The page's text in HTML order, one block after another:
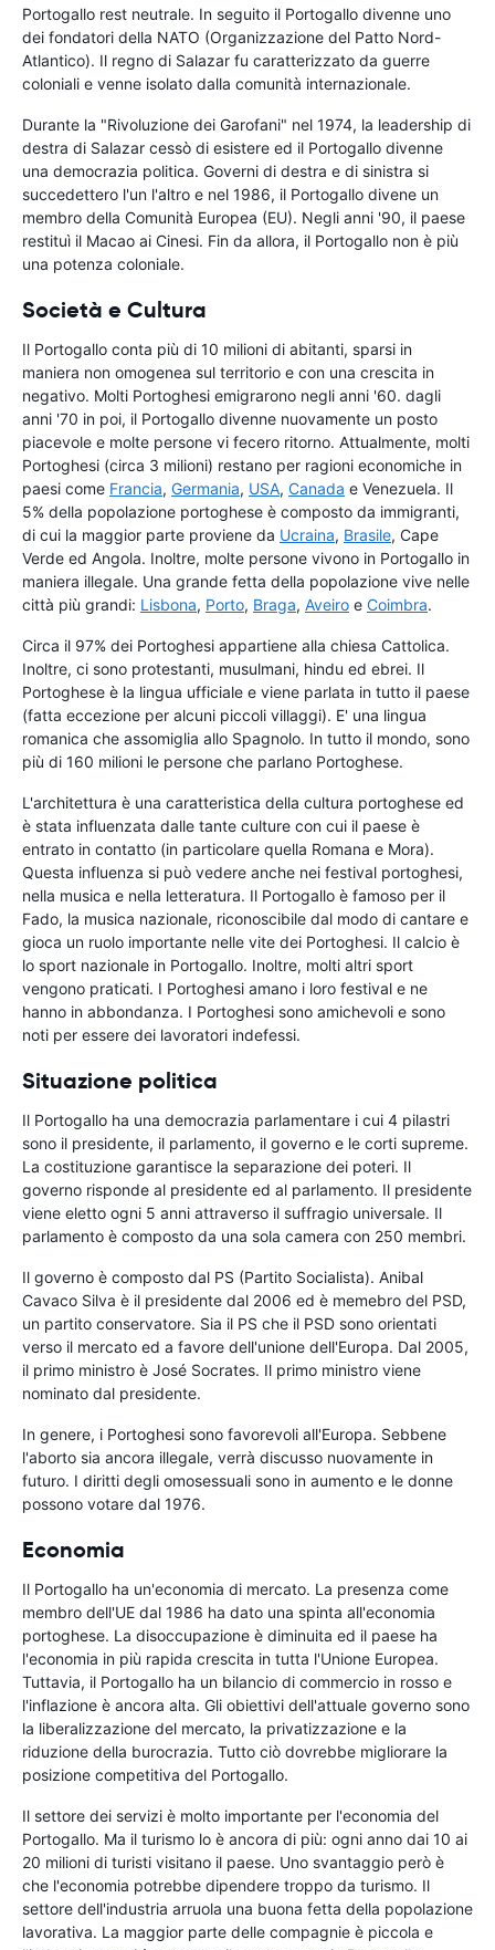
Portogallo rest neutrale. In seguito il Portogallo divenne uno
dei fondatori della NATO (Organizzazione del Patto Nord-
Atlantico). Il regno di Salazar fu caratterizzato da guerre
coloniali e venne isolato dalla comunità internazionale.
Durante la "Rivoluzione dei Garofani" nel 1974, la leadership di
destra di Salazar cessò di esistere ed il Portogallo divenne
una democrazia politica. Governi di destra e di sinistra si
succedettero l'un l'altro e nel 1986, il Portogallo divene un
membro della Comunità Europea (EU). Negli anni '90, il paese
restituì il Macao ai Cinesi. Fin da allora, il Portogallo non è più
una potenza coloniale.
Società e Cultura
Il Portogallo conta più di 10 milioni di abitanti, sparsi in
maniera non omogenea sul territorio e con una crescita in
negativo. Molti Portoghesi emigrarono negli anni '60. dagli
anni '70 in poi, il Portogallo divenne nuovamente un posto
piacevole e molte persone vi fecero ritorno. Attualmente, molti
Portoghesi (circa 3 milioni) restano per ragioni economiche in
paesi come Francia, Germania, USA, Canada e Venezuela. Il
5% della popolazione portoghese è composto da immigranti,
di cui la maggior parte proviene da Ucraina, Brasile, Cape
Verde ed Angola. Inoltre, molte persone vivono in Portogallo in
maniera illegale. Una grande fetta della popolazione vive nelle
città più grandi: Lisbona, Porto, Braga, Aveiro e Coimbra.
Circa il 97% dei Portoghesi appartiene alla chiesa Cattolica.
Inoltre, ci sono protestanti, musulmani, hindu ed ebrei. Il
Portoghese è la lingua ufficiale e viene parlata in tutto il paese
(fatta eccezione per alcuni piccoli villaggi). E' una lingua
romanica che assomiglia allo Spagnolo. In tutto il mondo, sono
più di 160 milioni le persone che parlano Portoghese.
L'architettura è una caratteristica della cultura portoghese ed
è stata influenzata dalle tante culture con cui il paese è
entrato in contatto (in particolare quella Romana e Mora).
Questa influenza si può vedere anche nei festival portoghesi,
nella musica e nella letteratura. Il Portogallo è famoso per il
Fado, la musica nazionale, riconoscibile dal modo di cantare e
gioca un ruolo importante nelle vite dei Portoghesi. Il calcio è
lo sport nazionale in Portogallo. Inoltre, molti altri sport
vengono praticati. I Portoghesi amano i loro festival e ne
hanno in abbondanza. I Portoghesi sono amichevoli e sono
noti per essere dei lavoratori indefessi.
Situazione politica
Il Portogallo ha una democrazia parlamentare i cui 4 pilastri
sono il presidente, il parlamento, il governo e le corti supreme.
La costituzione garantisce la separazione dei poteri. Il
governo risponde al presidente ed al parlamento. Il presidente
viene eletto ogni 5 anni attraverso il suffragio universale. Il
parlamento è composto da una sola camera con 250 membri.
Il governo è composto dal PS (Partito Socialista). Anibal
Cavaco Silva è il presidente dal 2006 ed è memebro del PSD,
un partito conservatore. Sia il PS che il PSD sono orientati
verso il mercato ed a favore dell'unione dell'Europa. Dal 2005,
il primo ministro è José Socrates. Il primo ministro viene
nominato dal presidente.
In genere, i Portoghesi sono favorevoli all'Europa. Sebbene
l'aborto sia ancora illegale, verrà discusso nuovamente in
futuro. I diritti degli omosessuali sono in aumento e le donne
possono votare dal 1976.
Economia
Il Portogallo ha un'economia di mercato. La presenza come
membro dell'UE dal 1986 ha dato una spinta all'economia
portoghese. La disoccupazione è diminuita ed il paese ha
l'economia in più rapida crescita in tutta l'Unione Europea.
Tuttavia, il Portogallo ha un bilancio di commercio in rosso e
l'inflazione è ancora alta. Gli obiettivi dell'attuale governo sono
la liberalizzazione del mercato, la privatizzazione e la
riduzione della burocrazia. Tutto ciò dovrebbe migliorare la
posizione competitiva del Portogallo.
Il settore dei servizi è molto importante per l'economia del
Portogallo. Ma il turismo lo è ancora di più: ogni anno dai 10 ai
20 milioni di turisti visitano il paese. Uno svantaggio però è
che l'economia potrebbe dipendere troppo da turismo. Il
settore dell'industria arruola una buona fetta della popolazione
lavorativa. La maggior parte delle compagnie è piccola e